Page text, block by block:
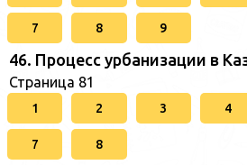
7 8 9
46. Процесс урбанизации в
Страница 81
1 2 3 4
7 8